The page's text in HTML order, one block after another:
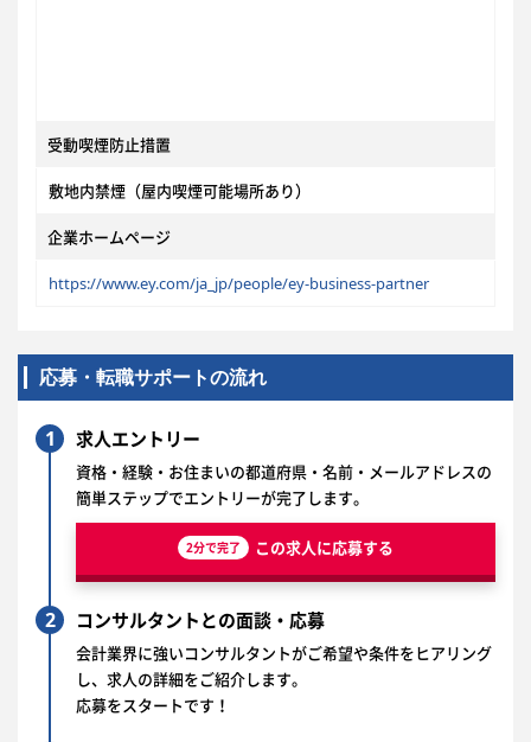
受動喫煙防止措置
敷地内禁煙（屋内喫煙可能場所あり）
企業ホームページ
https://www.ey.com/ja_jp/people/ey-business-partner
応募・転職サポートの流れ
1 求人エントリー
資格・経験・お住まいの都道府県・名前・メールアドレスの
簡単ステップでエントリーが完了します。
2分で完了 この求人に応募する
2 コンサルタントとの面談・応募
会計業界に強いコンサルタントがご希望や条件をヒアリング
し、求人の詳細をご紹介します。
応募をスタートです！